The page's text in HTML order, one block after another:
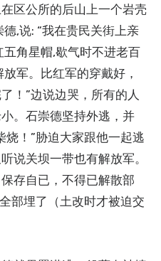
区公所的后山上一个岩壳
,说: “我在贵民关街上亲
角星帽,歇气时不进老百
军。比红军的穿戴好，
！”边说边哭，所有的人
。石崇德坚持外逃，并
烧！”胁迫大家跟他一起逃
说关坝一带也有解放军。
存自已，不得已解散部
部埋了（土改时才被迫交